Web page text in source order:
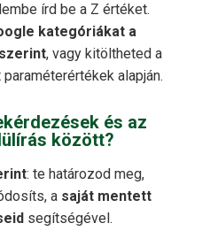
írd be a Z értéket.
kategóriákat a
, vagy kitöltheted a
alapján.
és az
között?
: te határozod meg,
a saját mentett
segítségével.